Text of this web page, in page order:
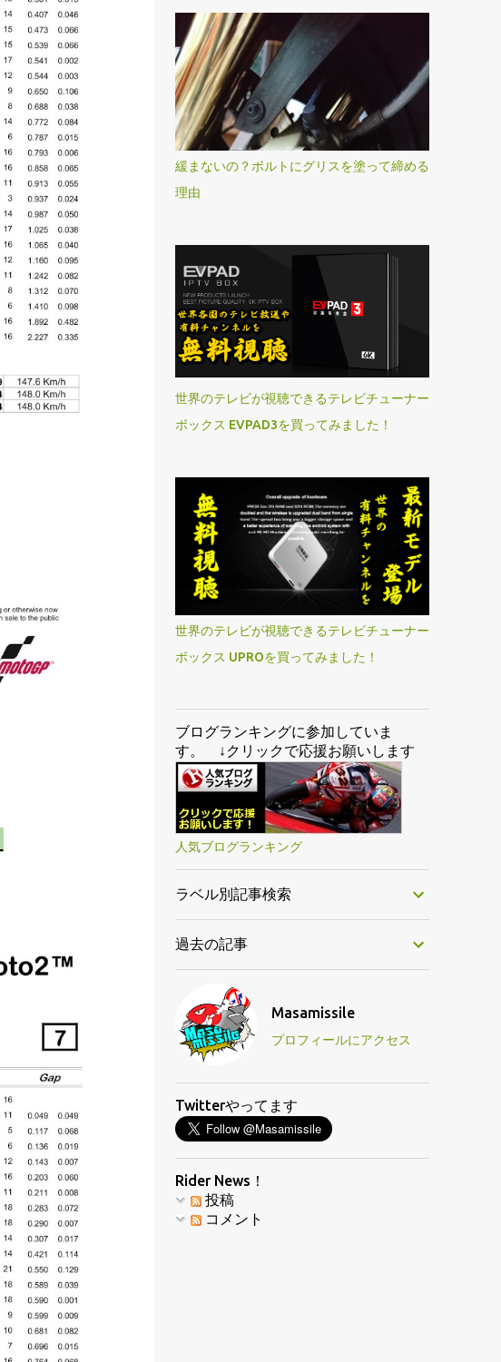
緩まないの？ボルトにグリスを塗って締める
理由
世界のテレビが視聴できるテレビチューナー
ボックス EVPAD3を買ってみました！
世界のテレビが視聴できるテレビチューナー
ボックス UPROを買ってみました！
ブログランキングに参加していま
す。 ↓クリックで応援お願いします
人気ブログランキング
ラベル別記事検索
過去の記事
Masamissile
プロフィールにアクセス
Twitterやってます
Rider News！
投稿
コメント